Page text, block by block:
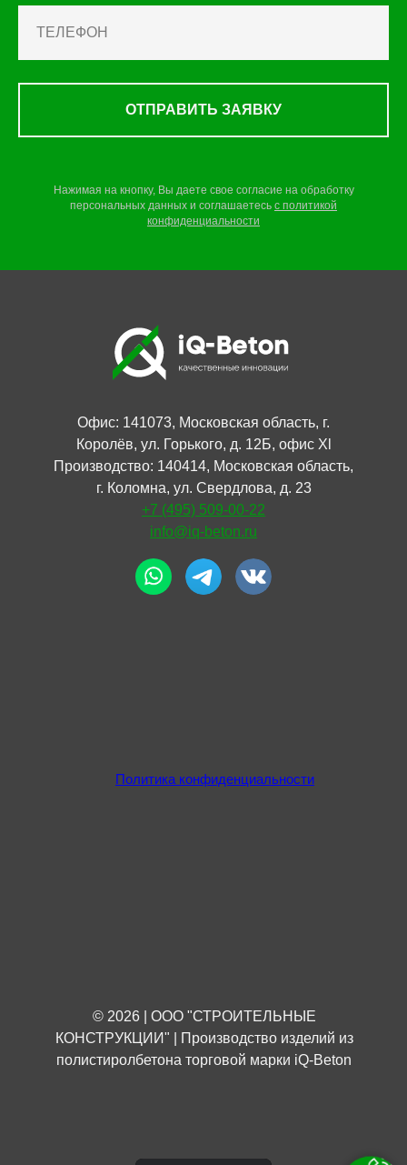
ОТПРАВИТЬ ЗАЯВКУ
Нажимая на кнопку, Вы даете свое согласие на обработку
персональных данных и соглашаетесь c политикой
конфиденциальности
Офис: 141073, Московская область, г.
Королёв, ул. Горького, д. 12Б, офис Xl
Производство: 140414, Московская область,
г. Коломна, ул. Свердлова, д. 23
+7 (495) 509-00-22
info@iq-beton.ru
© 2026 | ООО "СТРОИТЕЛЬНЫЕ
КОНСТРУКЦИИ" | Производство изделий из
полистиролбетона торговой марки iQ-Beton
Политика конфиденциальности